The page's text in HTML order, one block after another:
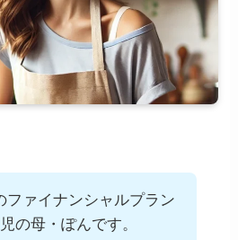
ファイナンシャルプラン
の母・ぽんです。